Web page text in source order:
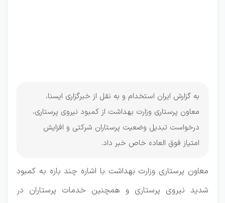
به گزارش ایران استخدام و به نقل از خبرگزاری ایسنا،
معاون پرستاری وزارت بهداشت از کمبود نیروی پرستاری،
درخواست تبدیل وضعیت پرستاران شرکتی و افزایش
امتیاز فوق العاده خاص خبر داد.
معاون پرستاری وزارت بهداشت با اشاره چند باره به کمبود
شدید نیروی پرستاری و همچنین خدمات پرستاران در